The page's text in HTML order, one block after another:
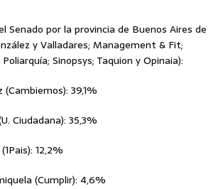
Senado por la provincia de Buenos Aires de
y Valladares; Management & Fit;
Sinopsys; Taquion y Opinaia):
(Cambiemos): 39,1%
Ciudadana): 35,3%
12,2%
(Cumplir): 4,6%